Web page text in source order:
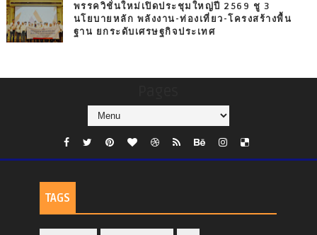
พรรควิชั่นใหม่เปิดประชุมใหญ่ปี 2569 ชู 3
นโยบายหลัก พลังงาน-ท่องเที่ยว-โครงสร้างพื้น
ฐาน ยกระดับเศรษฐกิจประเทศ
TAGS